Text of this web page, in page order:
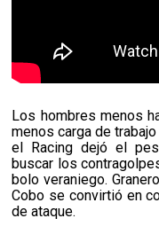
Los hombres menos
menos carga de
el Racing dejó el
buscar los
bolo veraniego.
Cobo se convirtió en
de ataque.